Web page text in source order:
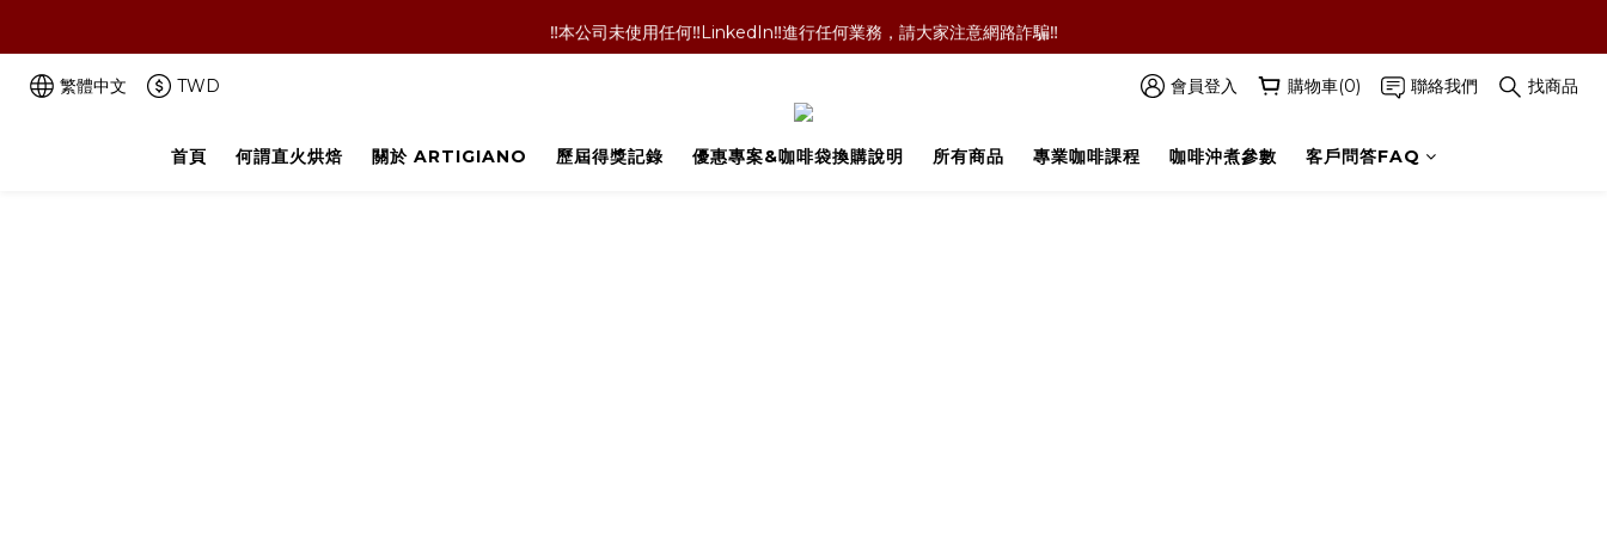
‼️本公司未使用任何‼️LinkedIn‼️進行任何業務，請大家注意網路詐騙‼️
‼️本公司未使用任何‼️LinkedIn‼️進行任何業務，請大家注意網路詐騙‼️
‼️咖啡豆喝完了！咖啡袋就丟掉嗎！當然不是囉！長期購買的老客戶都懂的省錢技術，點擊文字查看詳情內容‼️
繁體中文 TWD 會員登入 購物車(0) 聯絡我們 找商品
首頁 何謂直火烘焙 關於 ARTIGIANO 歷屆得獎記錄 優惠專案&咖啡袋換購說明 所有商品 專業咖啡課程 咖啡沖煮參數 客戶問答FAQ